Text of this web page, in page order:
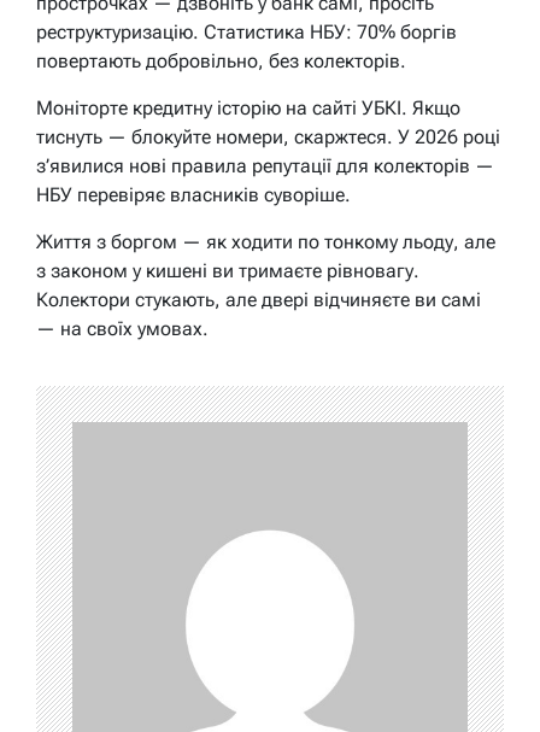
реструктуризацію. Статистика НБУ: 70% боргів
повертають добровільно, без колекторів.
Моніторте кредитну історію на сайті УБКІ. Якщо
тиснуть — блокуйте номери, скаржтеся. У 2026 році
з’явилися нові правила репутації для колекторів —
НБУ перевіряє власників суворіше.
Життя з боргом — як ходити по тонкому льоду, але
з законом у кишені ви тримаєте рівновагу.
Колектори стукають, але двері відчиняєте ви самі
— на своїх умовах.